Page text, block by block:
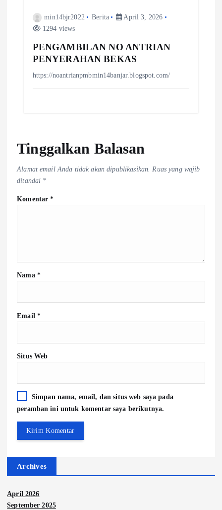
min14bjr2022 Berita
April 3, 2026
1294 views
PENGAMBILAN NO ANTRIAN
PENYERAHAN BEKAS
https://noantrianpmbmin14banjar.blogspot.com/
Tinggalkan Balasan
Alamat email Anda tidak akan dipublikasikan. Ruas yang wajib
ditandai *
Komentar*
Nama *
Email *
Situs Web
Simpan nama, email, dan situs web saya pada
peramban ini untuk komentar saya berikutnya.
Archives
April 2026
September 2025